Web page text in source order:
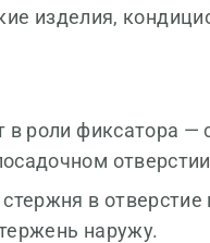
изделия,
в роли фиксатора
в
наружу.